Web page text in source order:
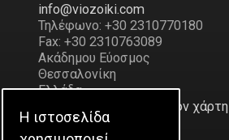
moc
.
ikiozoiv
@
ofni
Τηλέφωνο: +30 2310770180
Fax: +30 2310763089
Ακάδημου Εύοσμος
Θεσσαλονίκη
Ελλάδα
Δείξε την διεύθυνση στον χάρτη
Η ιστοσελίδα